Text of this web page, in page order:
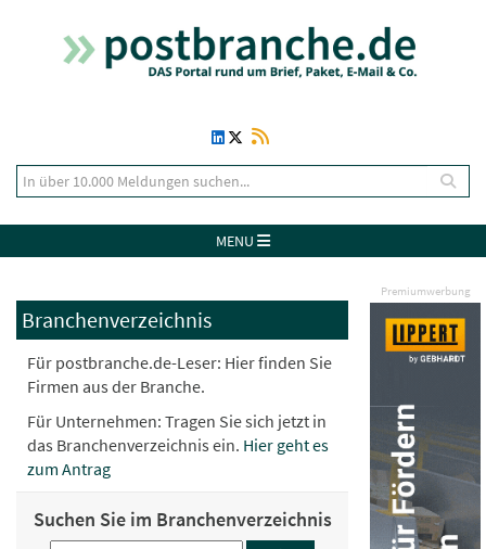
MENU
Premiumwerbung
Branchenverzeichnis
Für postbranche.de-Leser: Hier finden Sie
Firmen aus der Branche.
Für Unternehmen: Tragen Sie sich jetzt in
das Branchenverzeichnis ein. Hier geht es
zum Antrag
Suchen Sie im Branchenverzeichnis